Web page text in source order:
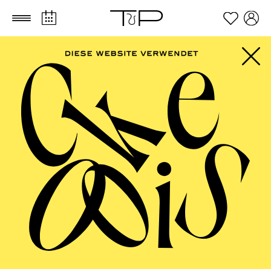
Zum Hauptinhalt springen Zum Footer springen
FILTER
SEPTEMBER 2026
PHILHARMONIE ESSEN
Friday
04.09.2026
20:00 - 23:00
Alfried Krupp Saal